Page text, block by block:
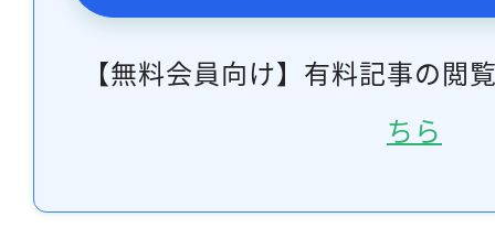
【無料会員向け】有料記事の閲
ちら